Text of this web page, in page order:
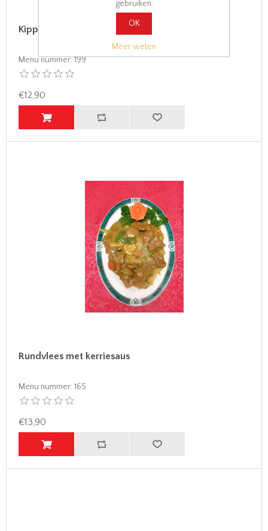
Kippenvlees met kerrie
Menu nummer:199
€12,90
Rundvlees met kerriesaus
Menu nummer: 165
€13,90
gebruiken.
OK
Meer weten